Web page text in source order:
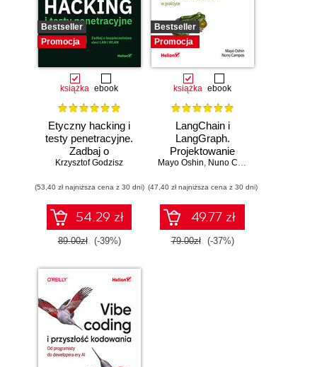
Bestseller
Promocja
książka ebook
Etyczny hacking i
testy penetracyjne.
Zadbaj o
bezpieczeństwo
Krzysztof Godzisz
(53,40 zł najniższa cena z 30 dni)
54.29 zł
89.00zł (-39%)
Bestseller
Promocja
książka ebook
LangChain i
LangGraph.
Projektowanie
aplikacji opartych
modelach
językowych w
praktyce
Mayo Oshin, Nuno Campos
(47,40 zł najniższa cena z 30 dni)
49.77 zł
79.00zł (-37%)